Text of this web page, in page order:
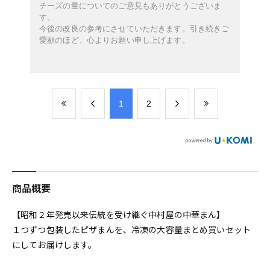
チーズの量についてのご意見もありがとうございま
す。
今後の改良の参考にさせていただきます。引き続きご
愛顧のほど、心よりお願い申し上げます。
​1 ​2
商品概要
【昭和２年発売以来伝統を受け継ぐ中村屋の中華まん】
１つずつ包装したピザまんを、冷凍の大容量まとめ買いセット
にしてお届けします。